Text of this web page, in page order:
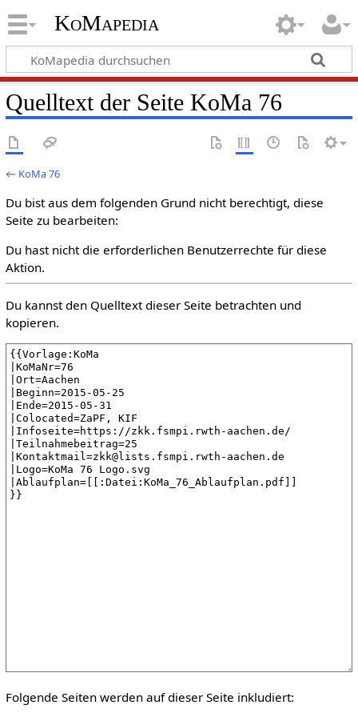
KoMapedia
Quelltext der Seite KoMa 76
← KoMa 76
Du bist aus dem folgenden Grund nicht berechtigt, diese
Seite zu bearbeiten:
Du hast nicht die erforderlichen Benutzerrechte für diese
Aktion.
Du kannst den Quelltext dieser Seite betrachten und
kopieren.
Folgende Seiten werden auf dieser Seite inkludiert: